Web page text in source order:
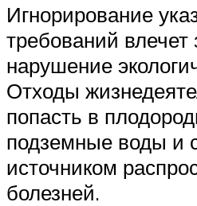
Игнорирование
требований влечет
нарушение
Отходы
попасть в
подземные воды и
источником
болезней.